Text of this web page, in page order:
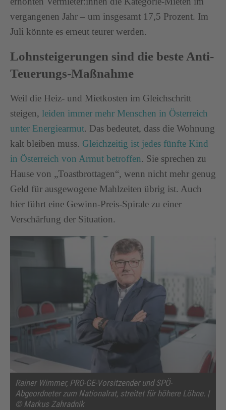
vergangenen Jahr – um insgesamt 17,5 Prozent. Im
Juli könnte es erneut teurer werden.
Lohnsteigerungen sind die beste Anti-
Teuerungs-Maßnahme
Weil die Heiz- und Mietkosten im Gleichschritt
steigen, leiden immer mehr Menschen in Österreich
unter Energiearmut. Das bedeutet, dass die Wohnung
kalt bleiben muss. Gleichzeitig ist jedes fünfte Kind
in Österreich von Armut betroffen. Sie sprechen zu
Hause von „Toastbrottagen“, wenn nicht mehr genug
Geld für ausgewogene Mahlzeiten übrig ist. Auch
hier führt eine Gewinn-Preis-Spirale zu einer
Verschärfung der Situation.
Rainer Wimmer, PRO-GE-Vorsitzender und SPÖ-
Abgeordneter zum Nationalrat, streitet für höhere Löhne. |
© Markus Zahradnik